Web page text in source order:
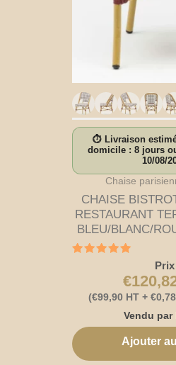
⏱ Livraison
domicile : 8 jours
10/08/
Chaise
CHAISE
RESTAURANT
BLEU/BLANC/
€
(€99,90HT + €0,78
Vendu par
Ajouter